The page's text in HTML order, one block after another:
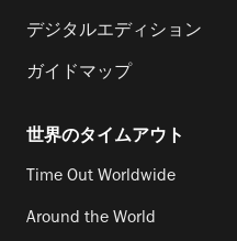
デジタルエディション
ガイドマップ
世界のタイムアウト
Time Out Worldwide
Around the World